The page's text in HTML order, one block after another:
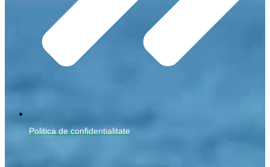
Politica de confidentialitate